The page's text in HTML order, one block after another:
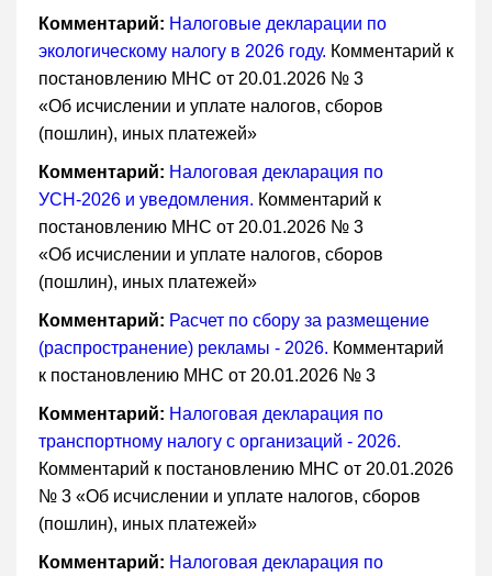
Комментарий: Налоговые декларации по
экологическому налогу в 2026 году. Комментарий к
постановлению МНС от 20.01.2026 № 3
«Об исчислении и уплате налогов, сборов
(пошлин), иных платежей»
Комментарий: Налоговая декларация по
УСН-2026 и уведомления. Комментарий к
постановлению МНС от 20.01.2026 № 3
«Об исчислении и уплате налогов, сборов
(пошлин), иных платежей»
Комментарий: Расчет по сбору за размещение
(распространение) рекламы - 2026. Комментарий
к постановлению МНС от 20.01.2026 № 3
Комментарий: Налоговая декларация по
транспортному налогу с организаций - 2026.
Комментарий к постановлению МНС от 20.01.2026
№ 3 «Об исчислении и уплате налогов, сборов
(пошлин), иных платежей»
Комментарий: Налоговая декларация по